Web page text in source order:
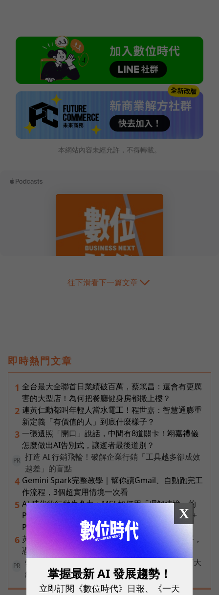
本網站內容未經允許，不得轉載。
往下滑看下一篇文章
即時熱門文章
1 全台最大全聯首日業績破百萬，蔡篤昌：還會有更厲
害的大型店！為何把餐廳健身房都搬上樓？
2 連黃仁勳都叫年輕人當水電工！程世嘉：智慧通膨重
新定義「有價值的人」到底什麼樣子？
3 一張遺照「開口」說話，中間有8道關卡！翊嘉禮儀
怎麼做出AI告別式，讓逝者最後道別？
PR
打造 AI 行銷飛輪！破解企業行銷「工具越多卻成效
越差」的盲點
4 Gemini Spark完整教學｜幫你讀Gmail、自動跑完工
作流程，3個超實用情境一次看
5 AI 時代的行動生產力：MSI 如何用「理解情境」的
Prestige 14 Flip AI+ 重新定義商務筆電與 Copilot+
PC？
6 黃仁勳兆元宴永遠站最後一排！最低調的二代鄭平，
憑什麼讓台達電被市場重新定價？
PR
變動中迎戰未知，改變值得被看見！國際品牌X百大
經理人雙重肯定，展現AI時代關鍵成長力
X
掌握最新 AI 發展趨勢！
立即訂閱《數位時代》日報、《一天